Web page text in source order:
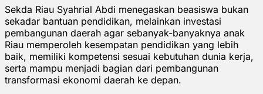
Sekda Riau Syahrial Abdi menegaskan beasiswa bukan
sekadar bantuan pendidikan, melainkan investasi
pembangunan daerah agar sebanyak-banyaknya anak
Riau memperoleh kesempatan pendidikan yang lebih
baik, memiliki kompetensi sesuai kebutuhan dunia kerja,
serta mampu menjadi bagian dari pembangunan
transformasi ekonomi daerah ke depan.